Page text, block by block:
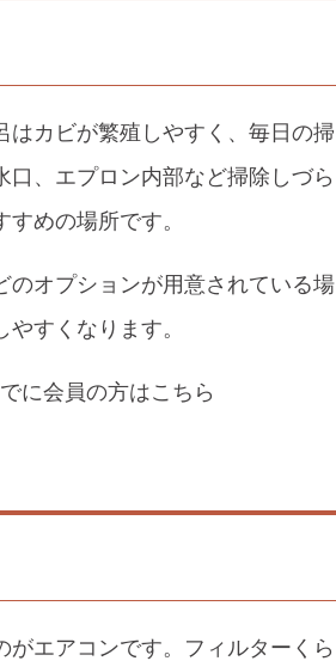
カビが繁殖しやすく、毎日の掃
、エプロン内部など掃除しづら
めの場所です。
のオプションが用意されている場
すくなります。
に会員の方はこちら
エアコンです。フィルターくら